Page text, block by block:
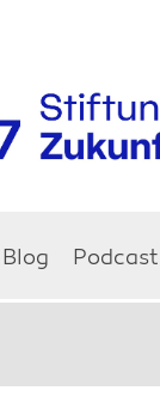
Blog Podcast